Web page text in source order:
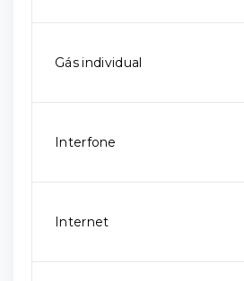
Gás individual
Interfone
Internet